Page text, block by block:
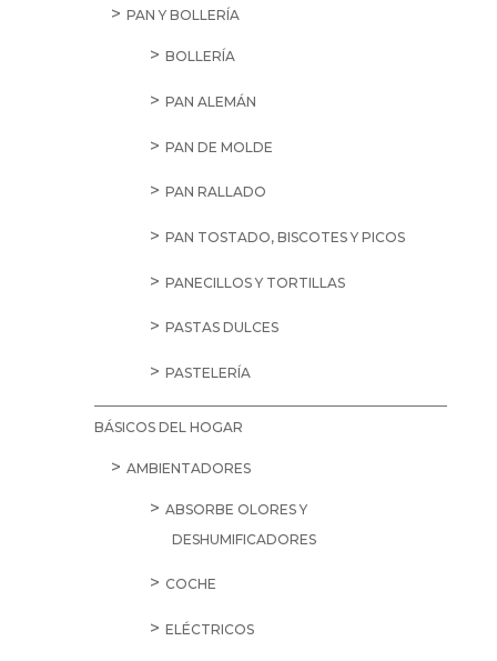
PAN Y BOLLERÍA
BOLLERÍA
PAN ALEMÁN
PAN DE MOLDE
PAN RALLADO
PAN TOSTADO, BISCOTES Y PICOS
PANECILLOS Y TORTILLAS
PASTAS DULCES
PASTELERÍA
BÁSICOS DEL HOGAR
AMBIENTADORES
ABSORBE OLORES Y
DESHUMIFICADORES
COCHE
ELÉCTRICOS